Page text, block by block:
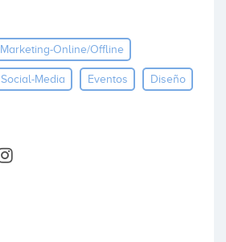
Marketing-Online/offline
Social-Media Eventos Diseño